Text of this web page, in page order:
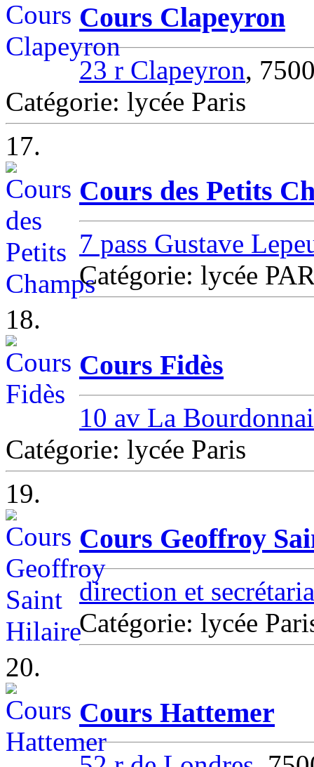
Cours Clapeyron
23 r Clapeyron,
Catégorie: lycée Paris
17.
Cours des Petits
7 pass Gustave
Catégorie: lycée
18.
Cours Fidès
10 av La
Catégorie: lycée Paris
19.
Cours Geoffroy
direction et
Catégorie: lycée
20.
Cours Hattemer